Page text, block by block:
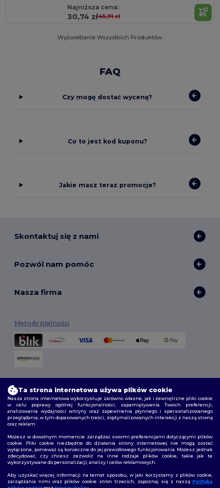
Najniższa cena:
30,74 zł45,91 zł
Wyświetlanie Wszystkich Produktów.
FAQ
Czy mogę dostać wycenę?
Co to jest kod kuponu?
Jakie masz teraz promocje?
Skontaktuj się z nami
Pozwól nam pomóc
Nasza firma
Metody płatności
Śledź nas
Ta strona internetowa używa plików cookie
Nasza strona internetowa wykorzystuje zarówno własne, jak i zewnętrzne pliki cookie
w celu poprawy ogólnej funkcjonalności, zapamiętywania Twoich preferencji,
analizowania wydajności witryny oraz zapewnienia płynnego i spersonalizowanego
przeglądania, w tym dopasowanych treści, zoptymalizowanych interakcji z naszą stroną
oraz reklam.
Możesz w dowolnym momencie zarządzać swoimi preferencjami dotyczącymi plików
cookie. Pliki cookie niezbędne do działania strony internetowej nie mogą zostać
wyłączone, ponieważ są konieczne do jej prawidłowego funkcjonowania. Możesz jednak
zdecydować, czy chcesz zezwolić na inne rodzaje plików cookie, takie jak te
wykorzystywane do personalizacji, analizy i celów reklamowych.
Aby uzyskać więcej informacji na temat sposobu, w jaki korzystamy z plików cookie,
zarządzania nimi oraz plików cookie stron trzecich, zapoznaj się z naszą Polityką